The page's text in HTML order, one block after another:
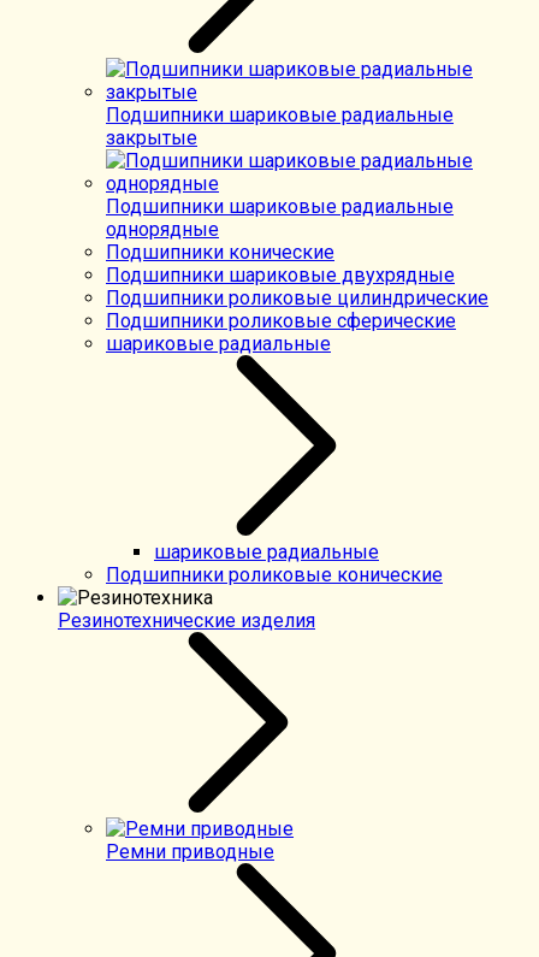
Подшипники шариковые радиальные
закрытые
Подшипники шариковые радиальные
однорядные
Подшипники конические
Подшипники шариковые двухрядные
Подшипники роликовые цилиндрические
Подшипники роликовые сферические
шариковые радиальные
шариковые радиальные
Подшипники роликовые конические
Резинотехнические изделия
Ремни приводные